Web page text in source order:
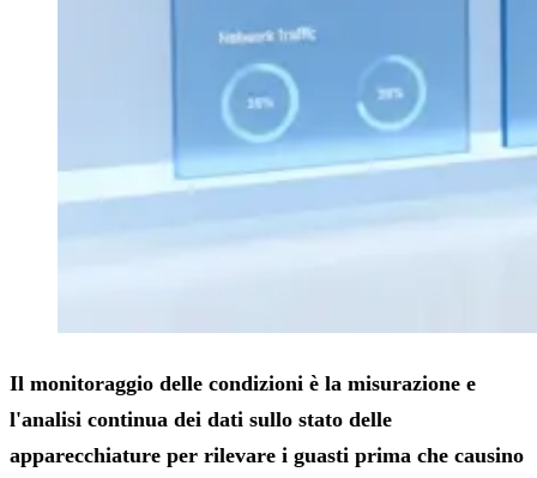
Il monitoraggio delle condizioni è la misurazione e
l'analisi continua dei dati sullo stato delle
apparecchiature per rilevare i guasti prima che causino